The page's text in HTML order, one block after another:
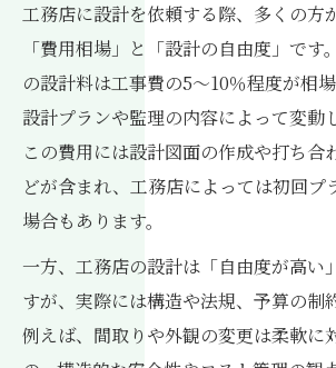
工務店と建築家の設計力の
設計事務所と工務店の後悔
後悔しない工務店選びの判断基
工務店選びで重視すべき設
設計士や建築家の有無を確
設計料の透明性が安心につな
工務店の口コミや体験談の
設計と施工一体型工務店の
設計料や相場を正しく理解する
工務店に設計を依頼する際、多くの方
「費用相場」と「設計の自由度」です
の設計料は工事費の5～10％程度が相場
設計プランや監理の内容によって変動
この費用には設計図面の作成や打ち合
どが含まれ、工務店によっては初回プ
場合もあります。
一方、工務店の設計は「自由度が高い
すが、実際には構造や法規、予算の制
例えば、間取りや外観の変更は柔軟に